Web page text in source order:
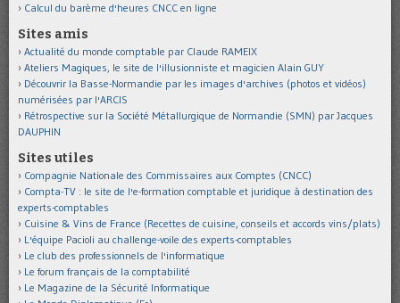
Calcul du barème d'heures CNCC en ligne
Sites amis
Actualité du monde comptable par Claude RAMEIX
Ateliers Magiques, le site de l'illusionniste et magicien Alain GUY
Découvrir la Basse-Normandie par les images d'archives (photos et vidéos)
numérisées par l'ARCIS
Rétrospective sur la Société Métallurgique de Normandie (SMN) par Jacques
DAUPHIN
Sites utiles
Compagnie Nationale des Commissaires aux Comptes (CNCC)
Compta-TV : le site de l'e-formation comptable et juridique à destination des
experts-comptables
Cuisine & Vins de France (Recettes de cuisine, conseils et accords vins/plats)
L'équipe Pacioli au challenge-voile des experts-comptables
Le club des professionnels de l'informatique
Le forum français de la comptabilité
Le Magazine de la Sécurité Informatique